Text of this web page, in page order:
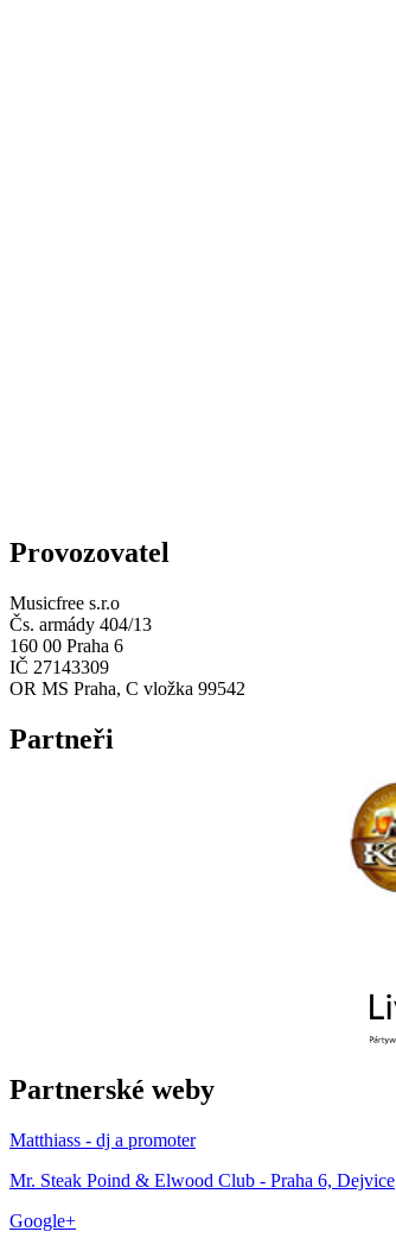
Provozovatel
Musicfree s.r.o
Čs. armády 404/13
160 00 Praha 6
IČ 27143309
OR MS Praha, C vložka 99542
Partneři
Partnerské weby
Matthiass - dj a promoter
Mr. Steak Poind & Elwood Club - Praha 6, Dejvice
Google+